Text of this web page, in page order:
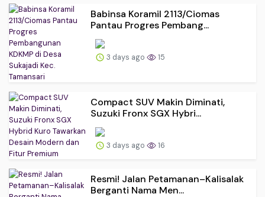
Babinsa Koramil 2113/Ciomas
Pantau Progres Pembang...
3 days ago 15
Compact SUV Makin Diminati,
Suzuki Fronx SGX Hybri...
3 days ago 16
Resmi! Jalan Petamanan–Kalisalak
Berganti Nama Men...